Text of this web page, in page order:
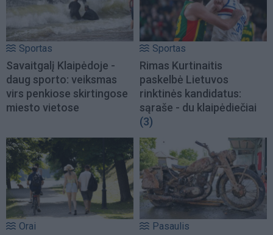
Sportas
Savaitgalį Klaipėdoje -
daug sporto: veiksmas
virs penkiose skirtingose
miesto vietose
Sportas
Rimas Kurtinaitis
paskelbė Lietuvos
rinktinės kandidatus:
sąraše - du klaipėdiečiai
(3)
Orai Pasaulis